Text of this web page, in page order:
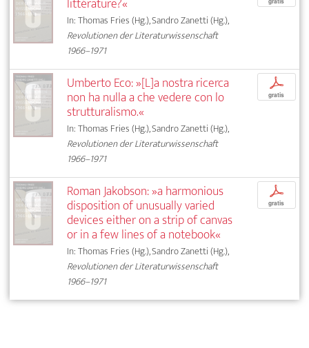
In: Thomas Fries (Hg.), Sandro Zanetti (Hg.),
Revolutionen der Literaturwissenschaft
1966–1971
Umberto Eco: »[L]a nostra ricerca
non ha nulla a che vedere con lo
strutturalismo.«
In: Thomas Fries (Hg.), Sandro Zanetti (Hg.),
Revolutionen der Literaturwissenschaft
1966–1971
p
gratis
Roman Jakobson: »a harmonious
disposition of unusually varied
devices either on a strip of canvas
or in a few lines of a notebook«
In: Thomas Fries (Hg.), Sandro Zanetti (Hg.),
Revolutionen der Literaturwissenschaft
1966–1971
p
gratis